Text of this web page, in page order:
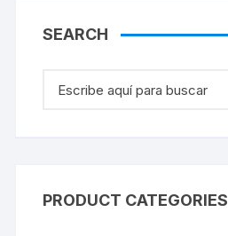
SEARCH
PRODUCT CATEGORIES